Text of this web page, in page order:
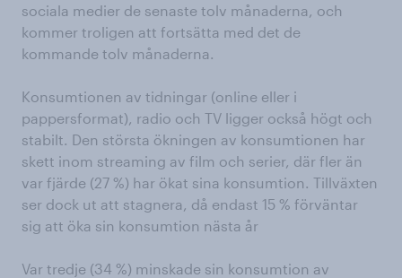
sociala medier de senaste tolv månaderna, och
kommer troligen att fortsätta med det de
kommande tolv månaderna.
Konsumtionen av tidningar (online eller i
pappersformat), radio och TV ligger också högt och
stabilt. Den största ökningen av konsumtionen har
skett inom streaming av film och serier, där fler än
var fjärde (27 %) har ökat sina konsumtion. Tillväxten
ser dock ut att stagnera, då endast 15 % förväntar
sig att öka sin konsumtion nästa år
Var tredje (34 %) minskade sin konsumtion av